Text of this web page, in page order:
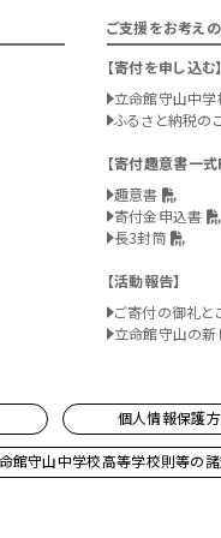
ご支援をお考え
寄付を申し込む
立命館守山中学
ふるさと納税の
寄付趣意書一式
趣意書
寄付金申込書
長3封筒
活動報告
ご寄付の御礼と
立命館守山の新
個人情報保護
館守山中学校高等学校則等の